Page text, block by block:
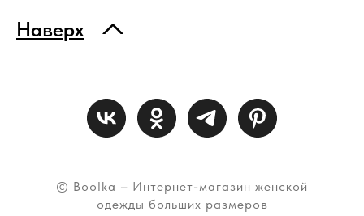
Наверх
© Boolka – Интернет-магазин женской
одежды больших размеров